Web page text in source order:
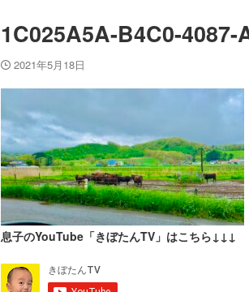
1C025A5A-B4C0-
2021年5月18日
息子のYouTube「きぼたんTV」はこちら↓↓↓